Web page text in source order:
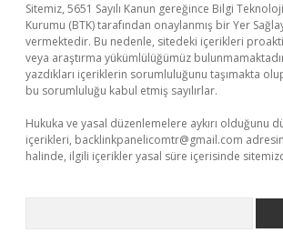
Sitemiz, 5651 Sayılı Kanun gereğince Bilgi
Kurumu (BTK) tarafından onaylanmış bir Yer
vermektedir. Bu nedenle, sitedeki içerikleri
veya araştırma yükümlülüğümüz
yazdıkları içeriklerin sorumluluğunu taşımakta
bu sorumluluğu kabul etmiş sayılırlar.
Hukuka ve yasal düzenlemelere aykırı olduğunu
içerikleri, backlinkpanelicomtr@gmail.com
halinde, ilgili içerikler yasal süre içerisinde